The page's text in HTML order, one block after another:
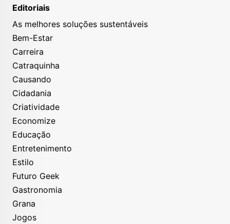
Editoriais
As melhores soluções sustentáveis
Bem-Estar
Carreira
Catraquinha
Causando
Cidadania
Criatividade
Economize
Educação
Entretenimento
Estilo
Futuro Geek
Gastronomia
Grana
Jogos